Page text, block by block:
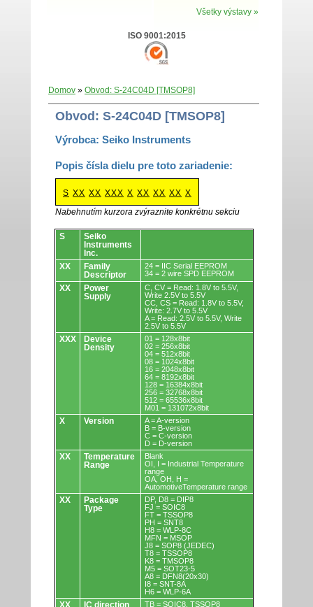
Všetky výstavy »
ISO 9001:2015
Domov » Obvod: S-24C04D [TMSOP8]
Obvod: S-24C04D [TMSOP8]
Výrobca: Seiko Instruments
Popis čísla dielu pre toto zariadenie:
S XX XX XXX X XX XX XX X
Nabehnutím kurzora zvýraznite konkrétnu sekciu
Obvody.
S
Seiko
Instruments
Inc.
XX
Family
Descriptor
24 = IIC Serial EEPROM
34 = 2 wire SPD EEPROM
XX
Power
Supply
C, CV = Read: 1.8V to 5.5V,
Write 2.5V to 5.5V
CC, CS = Read: 1.8V to 5.5V,
Write: 2.7V to 5.5V
A = Read: 2.5V to 5.5V, Write
2.5V to 5.5V
XXX
Device
Density
01 = 128x8bit
02 = 256x8bit
04 = 512x8bit
08 = 1024x8bit
16 = 2048x8bit
64 = 8192x8bit
128 = 16384x8bit
256 = 32768x8bit
512 = 65536x8bit
M01 = 131072x8bit
X Version
A = A-version
B = B-version
C = C-version
D = D-version
XX
Temperature
Range
Blank
OI, I = Industrial Temperature
range
OA, OH, H =
AutomotiveTemperature range
XX
Package
Type
DP, D8 = DIP8
FJ = SOIC8
FT = TSSOP8
PH = SNT8
H8 = WLP-8C
MFN = MSOP
J8 = SOP8 (JEDEC)
T8 = TSSOP8
K8 = TMSOP8
M5 = SOT23-5
A8 = DFN8(20x30)
I8 = SNT-8A
H6 = WLP-6A
XX
IC direction
TB = SOIC8, TSSOP8